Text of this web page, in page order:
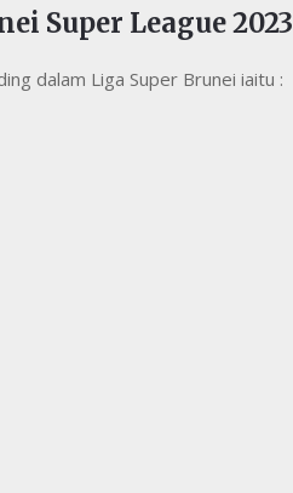
Super League 2023
dalam Liga Super Brunei iaitu :